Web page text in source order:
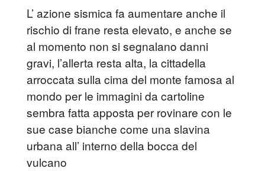
L’ azione sismica fa aumentare anche il
rischio di frane resta elevato, e anche se
al momento non si segnalano danni
gravi, l’allerta resta alta, la cittadella
arroccata sulla cima del monte famosa al
mondo per le immagini da cartoline
sembra fatta apposta per rovinare con le
sue case bianche come una slavina
urbana all’ interno della bocca del
vulcano